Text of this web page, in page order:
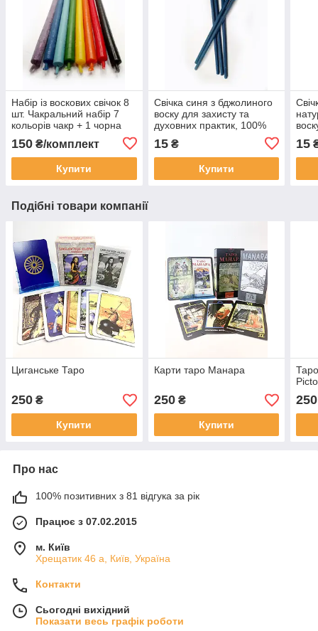
Набір із воскових свічок 8
шт. Чакральний набір 7
кольорів чакр + 1 чорна
150 ₴/комплект
Купити
Свічка синя з бджолиного
воску для захисту та
духовних практик, 100%
натуральна, езотерична
15₴
Купити
15
Подібні товари компанії
Циганське Таро
250 ₴
Купити
Карти таро Манара
250₴
Купити
250
Про нас
100% позитивних з 81 відгука за рік
Працює з 07.02.2015
м. Київ
Хрещатик 46 а, Київ, Україна
Контакти
Сьогодні вихідний
Показати весь графік роботи